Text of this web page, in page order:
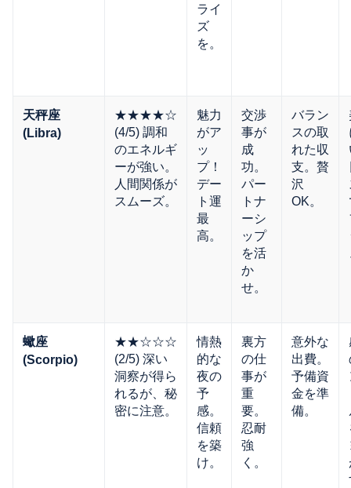
ライ
ズ
を。
天秤座
(Libra)
★★★★☆
(4/5) 調和
のエネルギ
ーが強い。
人間関係が
スムーズ。
魅力
がア
ッ
プ！
デー
ト運
最
高。
交渉
事が
成
功。
パー
トナ
ーシ
ップ
を活
か
せ。
バラン
スの取
れた収
支。贅
沢
OK。
蠍座
(Scorpio)
★★☆☆☆
(2/5) 深い
洞察が得ら
れるが、秘
密に注意。
情熱
的な
夜の
予
感。
信頼
を築
け。
裏方
の仕
事が
重
要。
忍耐
強
く。
意外な
出費。
予備資
金を準
備。